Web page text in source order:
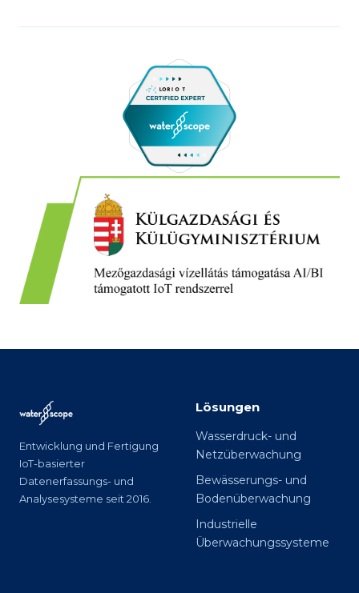
Entwicklung und Fertigung
IoT-basierter
Datenerfassungs- und
Analysesysteme seit 2016.
Lösungen
Wasserdruck- und
Netzüberwachung
Bewässerungs- und
Bodenüberwachung
Industrielle
Überwachungssysteme